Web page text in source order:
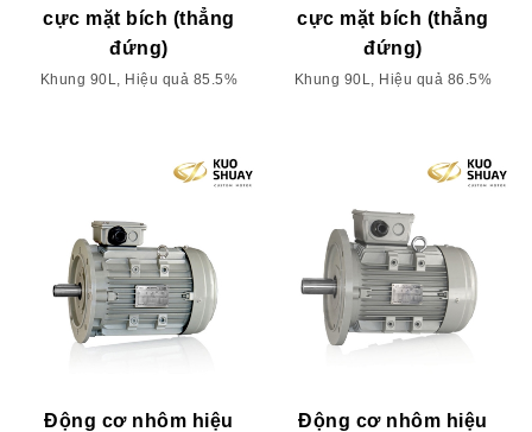
cực mặt bích (thẳng
đứng)
Khung 90L, Hiệu quả 85.5%
cực mặt bích (thẳng
đứng)
Khung 90L, Hiệu quả 86.5%
Động cơ nhôm hiệu
Động cơ nhôm hiệu